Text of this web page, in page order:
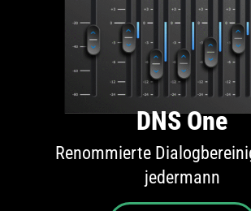
DNS One
Renommierte
jedermann